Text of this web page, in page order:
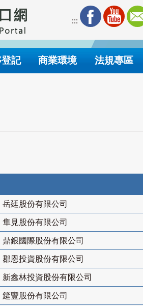
:::
記 商業環境 法規專區
岳廷股份有限公司
隼見股份有限公司
鼎銀國際股份有限公司
郡恩投資股份有限公司
新鑫林投資股份有限公司
筵豐股份有限公司